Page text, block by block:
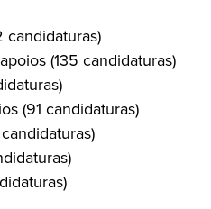
candidaturas)
(135 candidaturas)
(91 candidaturas)